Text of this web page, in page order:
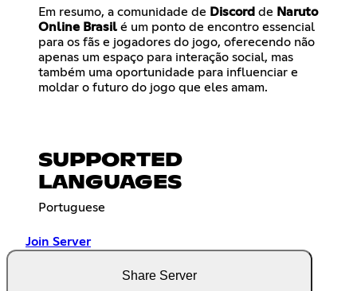
Em resumo, a comunidade de Discord de Naruto
Online Brasil é um ponto de encontro essencial
para os fãs e jogadores do jogo, oferecendo não
apenas um espaço para interação social, mas
também uma oportunidade para influenciar e
moldar o futuro do jogo que eles amam.
SUPPORTED
LANGUAGES
Portuguese
Join Server
Share Server